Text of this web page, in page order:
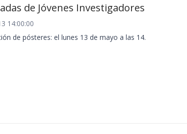
de Jóvenes Investigadores
14:00:00
de pósteres: el lunes 13 de mayo a las 14.